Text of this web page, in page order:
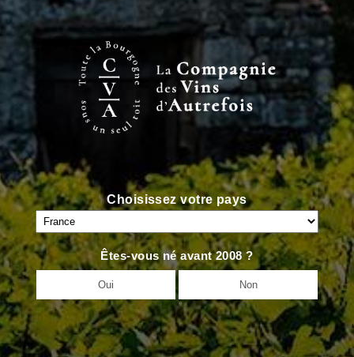
Choisissez votre pays
Êtes-vous né avant 2008 ?
Oui Non
VIN PRÉCÉDENT
VIN SUIVANT >
Accueil
Qui Sommes Nous